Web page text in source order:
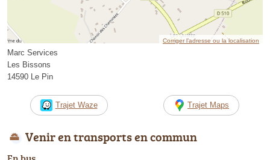
Corriger l’adresse ou la localisation
Marc Services
Les Bissons
14590 Le Pin
Trajet Waze Trajet Maps
Venir en transports en commun